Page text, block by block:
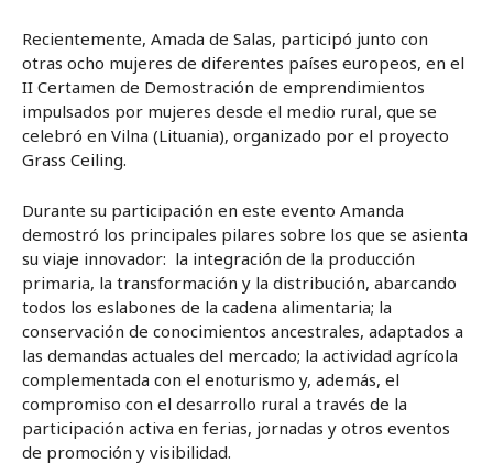
Recientemente, Amada de Salas, participó junto con
otras ocho mujeres de diferentes países europeos, en el
II Certamen de Demostración de emprendimientos
impulsados por mujeres desde el medio rural, que se
celebró en Vilna (Lituania), organizado por el proyecto
Grass Ceiling.
Durante su participación en este evento Amanda
demostró los principales pilares sobre los que se asienta
su viaje innovador: la integración de la producción
primaria, la transformación y la distribución, abarcando
todos los eslabones de la cadena alimentaria; la
conservación de conocimientos ancestrales, adaptados a
las demandas actuales del mercado; la actividad agrícola
complementada con el enoturismo y, además, el
compromiso con el desarrollo rural a través de la
participación activa en ferias, jornadas y otros eventos
de promoción y visibilidad.